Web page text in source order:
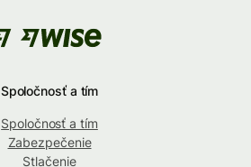
Spoločnosť a tím
Spoločnosť a tím
Zabezpečenie
Stlačenie